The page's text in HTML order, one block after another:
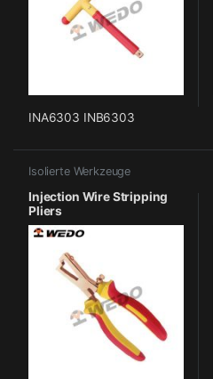
INA6303 INB6303
Isolierte Werkzeuge
Injection Wire Stripping
Pliers